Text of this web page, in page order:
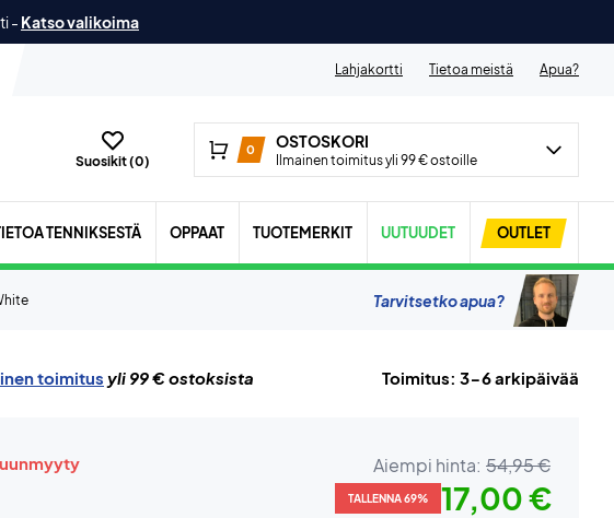
- Katso valikoima
Lahjakortti Tietoa meistä Apua?
Suosikit (0)
0 OSTOSKORI
Ilmainen toimitus yli 99 € ostoille
TENNIKSESTÄ OPPAAT TUOTEMERKIT UUTUUDET OUTLET
Tarvitsetko apua?
toimitus yli 99 € ostoksista Toimitus: 3-6 arkipäivää
Aiempi hinta: 54,95 €
TALLENNA 69% 17,00 €